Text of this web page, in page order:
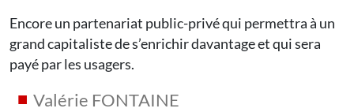
Encore un partenariat public-privé qui permettra à un
grand capitaliste de s’enrichir davantage et qui sera
payé par les usagers.
Valérie FONTAINE